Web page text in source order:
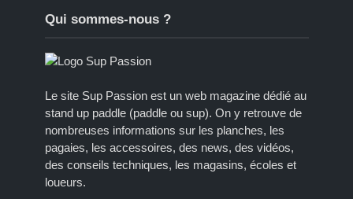
Qui sommes-nous ?
Le site Sup Passion est un web magazine dédié au
stand up paddle (paddle ou sup). On y retrouve de
nombreuses informations sur les planches, les
pagaies, les accessoires, des news, des vidéos,
des conseils techniques, les magasins, écoles et
loueurs.